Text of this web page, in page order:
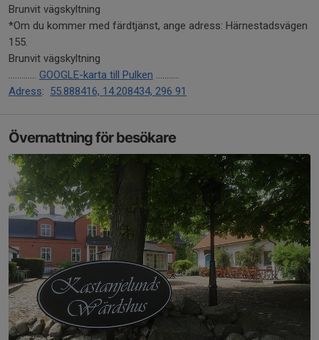
Brunvit vägskyltning
*Om du kommer med färdtjänst, ange adress: Härnestadsvägen
155.
Brunvit vägskyltning
............. GOOGLE-karta till Pulken ...........
Adress: 55.888416, 14.208434, 296 91
Övernattning för besökare